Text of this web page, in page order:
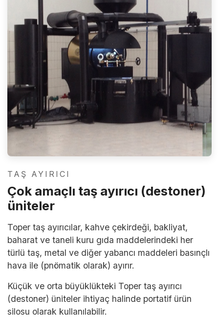
TAŞ AYIRICI
Çok amaçlı taş ayırıcı (destoner)
üniteler
Toper taş ayırıcılar, kahve çekirdeği, bakliyat,
baharat ve taneli kuru gıda maddelerindeki her
türlü taş, metal ve diğer yabancı maddeleri basınçlı
hava ile (pnömatik olarak) ayırır.
Küçük ve orta büyüklükteki Toper taş ayırıcı
(destoner) üniteler ihtiyaç halinde portatif ürün
silosu olarak kullanılabilir.